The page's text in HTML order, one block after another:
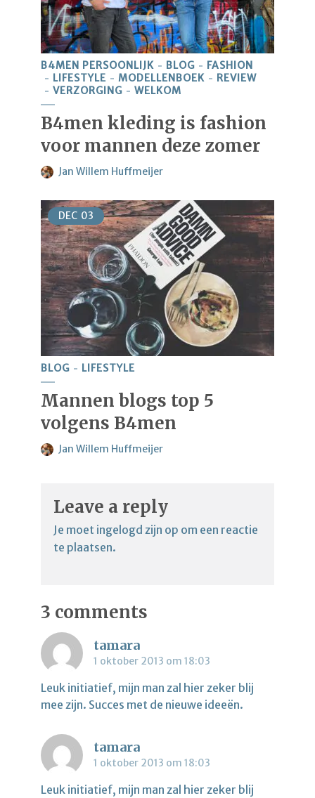
B4MEN PERSOONLIJK BLOG
FASHION
LIFESTYLE
MODELLENBOEK
REVIEW
VERZORGING
WELKOM
B4men kleding is fashion
voor mannen deze zomer
Jan Willem Huffmeijer
DEC 03
BLOG LIFESTYLE
Mannen blogs top 5
volgens B4men
Jan Willem Huffmeijer
Leave a reply
Je moet ingelogd zijn op om een reactie
te plaatsen.
3 comments
tamara
1 oktober 2013 om 18:03
Leuk initiatief, mijn man zal hier zeker blij
mee zijn. Succes met de nieuwe ideeën.
tamara
1 oktober 2013 om 18:03
Leuk initiatief, mijn man zal hier zeker blij